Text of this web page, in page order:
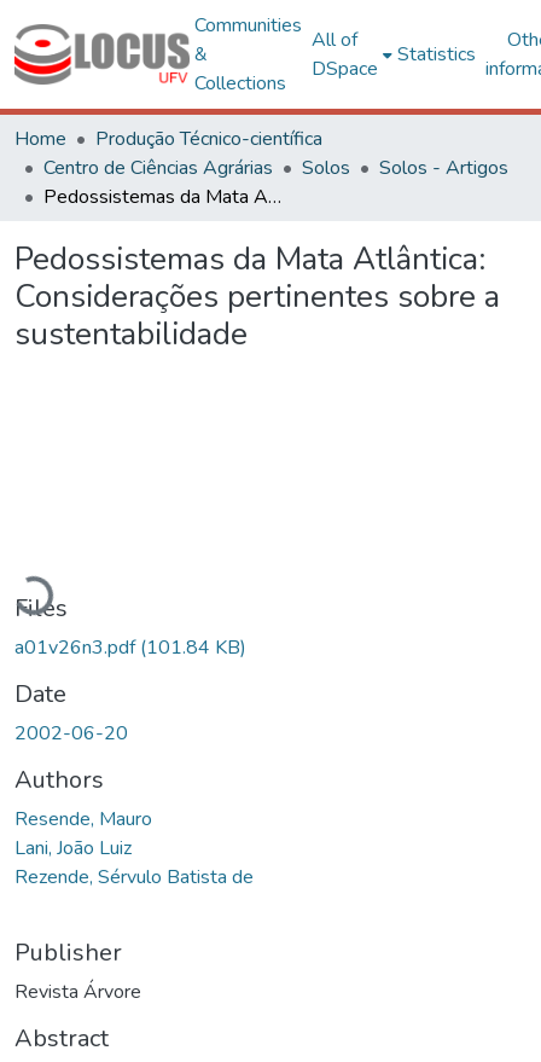
Communities
&
Collections
All of
DSpace
Statistics
Home
Produção Técnico-científica
Centro de Ciências Agrárias
Solos
Solos - Artigos
Pedossistemas da Mata Atlântica: Considerações pertinentes sobre a sustentabilidade
Pedossistemas da Mata Atlântica:
Considerações pertinentes sobre a
sustentabilidade
Loading...
Files
a01v26n3.pdf(101.84 KB)
Date
2002-06-20
Authors
Resende, Mauro
Lani, João Luiz
Rezende, Sérvulo Batista de
Publisher
Revista Árvore
Abstract